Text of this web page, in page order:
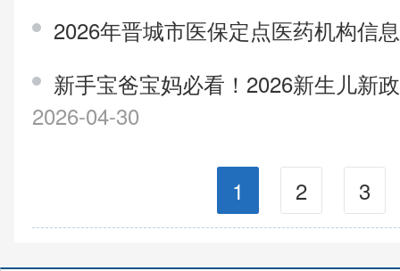
2026年晋城市医保定点医药机构信
新手宝爸宝妈必看！2026新生儿新
2026-04-30
1 2 3